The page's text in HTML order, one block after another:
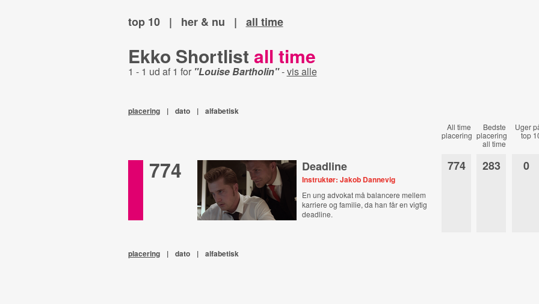
top 10
| her & nu | all time
Ekko Shortlist all time
1 - 1 ud af 1 for "Louise Bartholin"-vis alle
placering | dato | alfabetisk
All time
placering
Bedste
placering
all time
Uger
top
774 Deadline
Instruktør: Jakob Dannevig
En ung advokat må balancere mellem
karriere og familie, da han får en vigtig
deadline.
774 283 0
placering | dato | alfabetisk